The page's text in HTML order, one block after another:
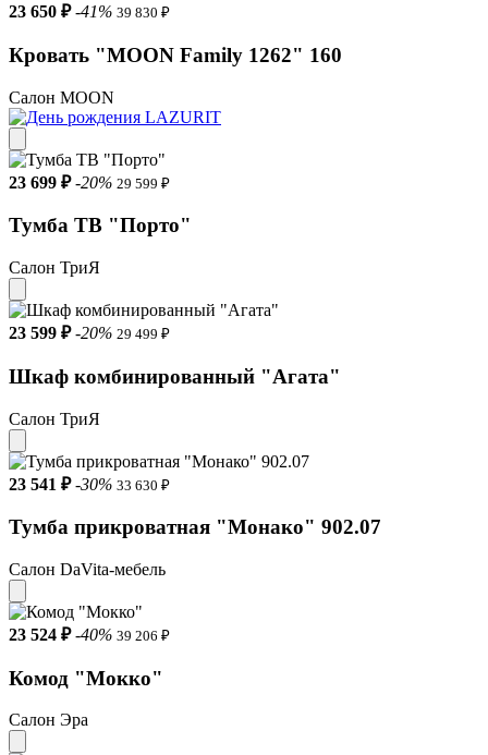
23 650 ₽ -41% 39 830 ₽
Кровать "MOON Family 1262" 160
Салон MOON
23 699 ₽ -20% 29 599 ₽
Тумба ТВ "Порто"
Салон ТриЯ
23 599 ₽ -20% 29 499 ₽
Шкаф комбинированный "Агата"
Салон ТриЯ
23 541 ₽ -30% 33 630 ₽
Тумба прикроватная "Монако" 902.07
Салон DaVita-мебель
23 524 ₽ -40% 39 206 ₽
Комод "Мокко"
Салон Эра